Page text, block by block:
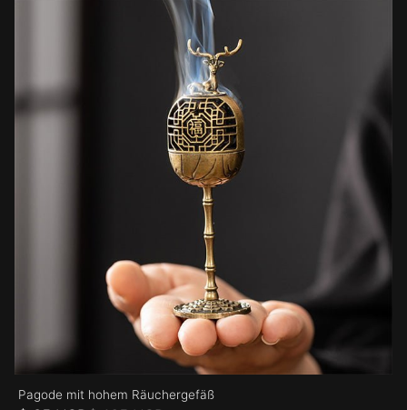
Pagode mit hohem Räuchergefäß